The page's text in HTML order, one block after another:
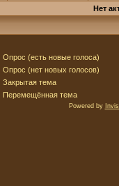
Нет
Опрос (есть новые голоса)
Опрос (нет новых голосов)
Закрытая тема
Перемещённая тема
Powered by